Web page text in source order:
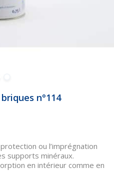
n°114
ou l’imprégnation
supports minéraux.
en intérieur comme en